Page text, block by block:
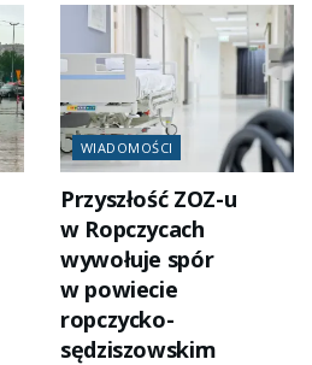
WIADOMOŚCI
Przyszłość ZOZ-u
w Ropczycach
wywołuje spór
w powiecie
ropczycko-
sędziszowskim